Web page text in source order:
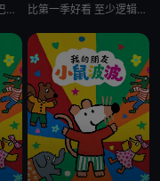
故事讲的是一个叫辛巴的小狮子在困难中进行历练，最终成为丛林之王的故事。故事中，小狮子辛巴的爸爸被猎人杀害， 比第一季好看 至少逻辑上更合理了 就是好喜欢boss baby的眼睫毛啊 我的天 P.s 这季里stacy真的